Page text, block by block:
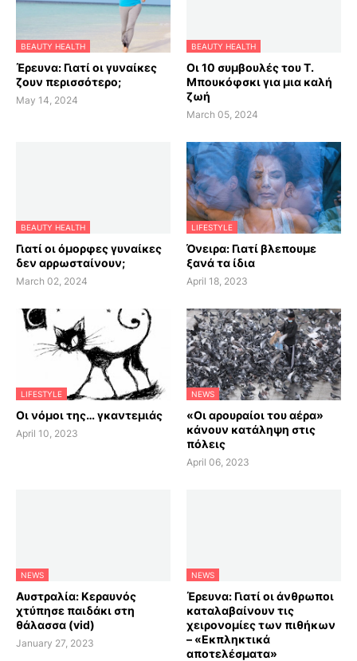
BEAUTY HEALTH
Έρευνα: Γιατί οι γυναίκες
ζουν περισσότερο;
May 14, 2024
BEAUTY HEALTH
Οι 10 συμβουλές του Τ.
Μπουκόφσκι για μια καλή
ζωή
March 05, 2024
BEAUTY HEALTH
Γιατί οι όμορφες γυναίκες
δεν αρρωσταίνουν;
March 02, 2024
LIFESTYLE
Όνειρα: Γιατί βλεπουμε
ξανά τα ίδια
April 18, 2023
LIFESTYLE
Οι νόμοι της… γκαντεμιάς
April 10, 2023
NEWS
«Οι αρουραίοι του αέρα»
κάνουν κατάληψη στις
πόλεις
April 06, 2023
NEWS
Αυστραλία: Κεραυνός
χτύπησε παιδάκι στη
θάλασσα (vid)
January 27, 2023
NEWS
Έρευνα: Γιατί οι άνθρωποι
καταλαβαίνουν τις
χειρονομίες των πιθήκων
– «Εκπληκτικά
αποτελέσματα»